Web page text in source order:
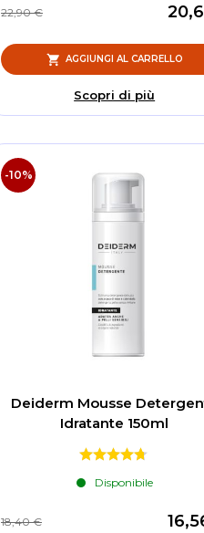
22,90 €
AGGIUNGI AL CARRELLO
Scopri di più
-10%
Deiderm Mousse
Idratante 150ml
Disponibile
18,40 €